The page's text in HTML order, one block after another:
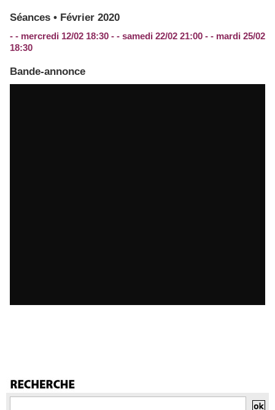
Séances • Février 2020
- - mercredi 12/02 18:30 - - samedi 22/02 21:00 - - mardi 25/02
18:30
Bande-annonce